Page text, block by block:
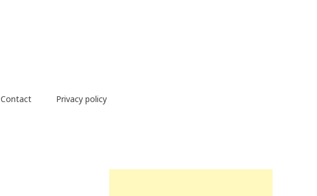
Contact Privacy policy